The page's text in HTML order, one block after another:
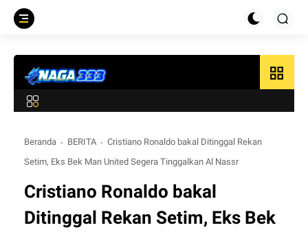
grid_view
Beranda BERITA
Cristiano Ronaldo bakal Ditinggal Rekan
Setim, Eks Bek Man United Segera Tinggalkan Al Nassr
Cristiano Ronaldo bakal
Ditinggal Rekan Setim, Eks Bek